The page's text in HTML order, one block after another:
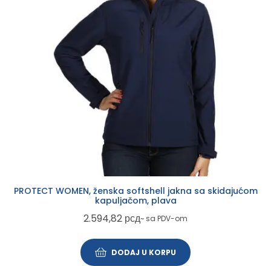
PROTECT WOMEN, ženska softshell jakna sa skidajućom
kapuljačom, plava
2.594,82 рсд~ sa PDV-om
DODAJ U KORPU